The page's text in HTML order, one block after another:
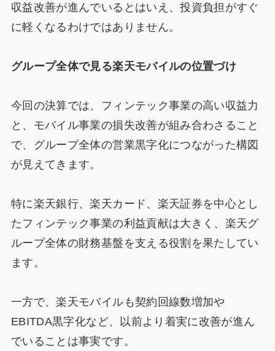
収益改善が進んでいるとはいえ、投資負担がすぐ
に軽くなるわけではありません。
グループ全体で見る楽天モバイルの位置づけ
今回の決算では、フィンテック事業の高い収益力
と、モバイル事業の損失改善が組み合わさること
で、グループ全体の営業黒字化につながった構図
が見えてきます。
特に楽天銀行、楽天カード、楽天証券を中心とし
たフィンテック事業の利益貢献は大きく、楽天グ
ループ全体の財務基盤を支える役割を果たしてい
ます。
一方で、楽天モバイルも契約回線数増加や
EBITDA黒字化など、以前より着実に改善が進ん
でいることは事実です。